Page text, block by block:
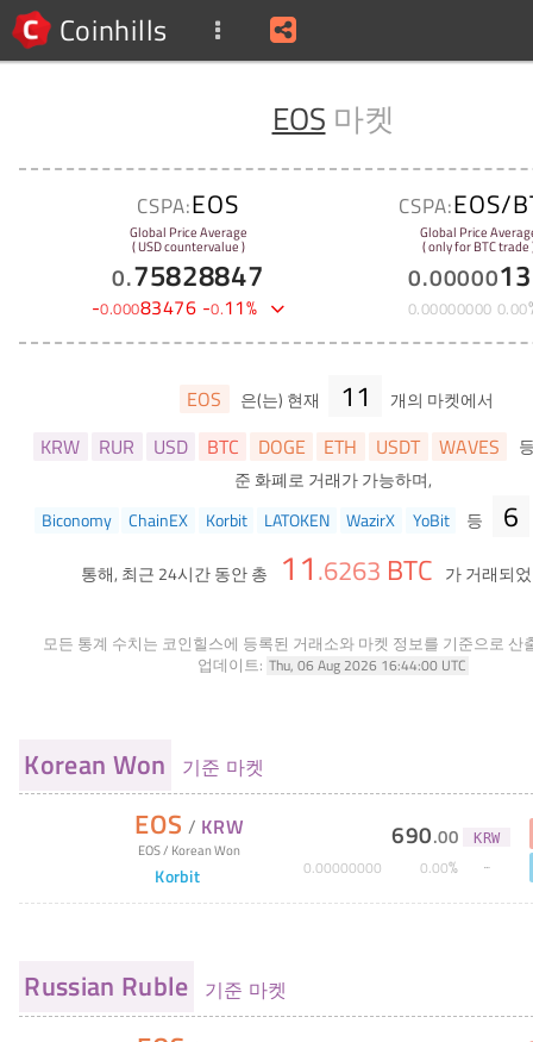
Coinhills
EOS 마켓
CSPA:EOS
Global Price Average
( USD countervalue )
0.75828847
-0.00083476 -0.11%
CSPA:EOS/
Global Price
( only for BTC trade
0.00000
0.00000000 0.00
EOS 은(는) 현재 11 개의 마켓에서
KRW RUR USD BTC DOGE ETH USDT WAVES
준 화폐로 거래가 가능하며,
Biconomy
ChainEX Korbit LATOKEN WazirX YoBit 등 6
통해, 최근 24시간 동안 총 11.6263 BTC 가 거래되
모든 통계 수치는 코인힐스에 등록된 거래소와 마켓 정보를 기준으로 산
업데이트: Thu, 06 Aug 2026 16:44:00 UTC
Korean Won 기준 마켓
EOS / KRW
EOS/ Korean Won
Korbit
690.00 KRW
0.00000000 0.00%
Russian Ruble 기준 마켓